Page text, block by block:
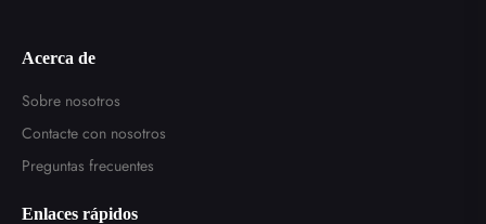
Acerca de
Sobre nosotros
Contacte con nosotros
Preguntas frecuentes
Enlaces rápidos